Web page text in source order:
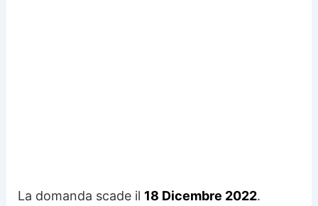
La domanda scade il 18 Dicembre 2022.